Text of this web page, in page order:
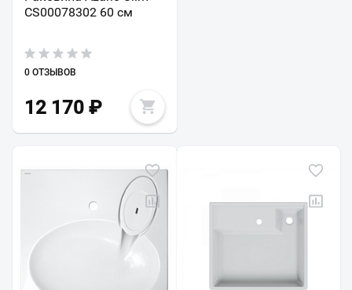
CS00078302 60 см
0 ОТЗЫВОВ
12 170 ₽